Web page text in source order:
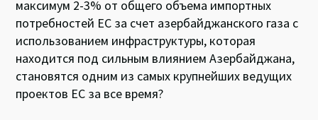
максимум 2-3% от общего объема импортных
потребностей ЕС за счет азербайджанского газа с
использованием инфраструктуры, которая
находится под сильным влиянием Азербайджана,
становятся одним из самых крупнейших ведущих
проектов ЕС за все время?